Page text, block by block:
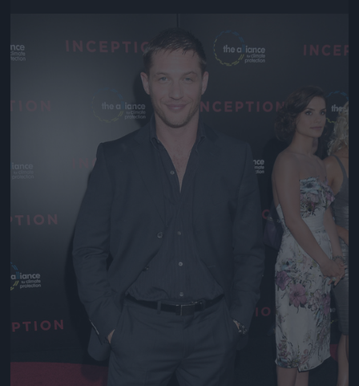
Jön még kép!